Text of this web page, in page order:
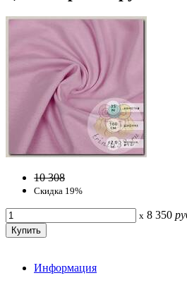
10 308
Скидка 19%
x 8 350
Информация